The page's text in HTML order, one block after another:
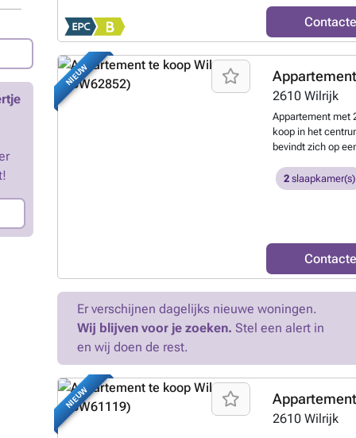
eetruimte. De
(afwasmachine,
trapje krijgen we
gastentoilet en
wasmachine/
aanwezig.
meters voor gas
kWh/m² -
weten?
NIEUW
2610 Wilrijk
Appartement met
koop in het
bevindt zich op
Winkels,
gemakkelijk
ligging op de
Omschrijving: Bij
ruime inkomhal
natuurlijke licht
uitzicht De
waardoor u de
slaapkamers zijn
rechtstreekse
kelderberging en
slaapkamers
mee aan te kopen
2 slaapkamer(s)
Er verschijnen dagelijks nieuwe woningen.
Wij blijven voor je zoeken. Stel een alert in
en wij doen de rest.
NIEUW
2610 Wilrijk